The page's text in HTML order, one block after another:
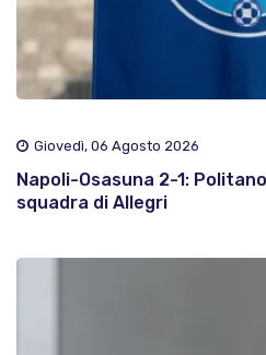
Giovedì, 06 Agosto 2026
Napoli-Osasuna 2-1:
squadra di Allegri